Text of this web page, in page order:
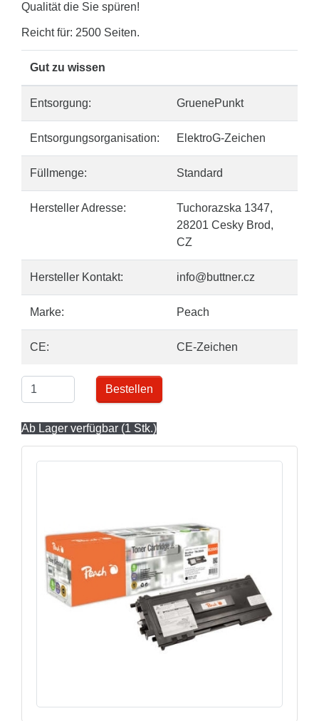
Qualität die Sie spüren!
Reicht für: 2500 Seiten.
Gut zu wissen
Entsorgung: GruenePunkt
Entsorgungsorganisation: ElektroG-Zeichen
Füllmenge: Standard
Hersteller Adresse:
Tuchorazska 1347,
28201 Cesky Brod,
CZ
Hersteller Kontakt: info@buttner.cz
Marke: Peach
CE: CE-Zeichen
Bestellen
Ab Lager verfügbar (1 Stk.)